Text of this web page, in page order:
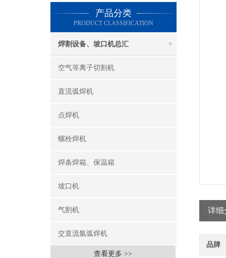
产品分类
PRODUCT CLASSIFICATION
焊割设备、坡口机总汇
空气等离子切割机
直流弧焊机
点焊机
螺栓焊机
焊条焊箱、保温箱
坡口机
气割机
交直流氩弧焊机
查看更多 >>
详细
品牌